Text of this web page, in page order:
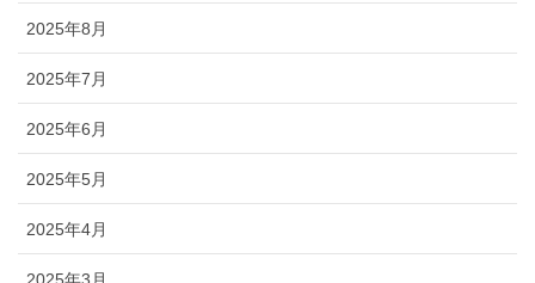
2025年8月
2025年7月
2025年6月
2025年5月
2025年4月
2025年3月